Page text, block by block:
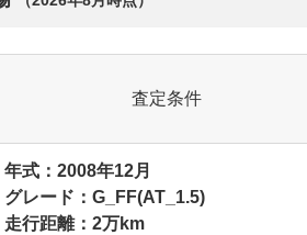
査定条件
年式：2008年12月
グレード：G_FF(AT_1.5)
走行距離：2万km